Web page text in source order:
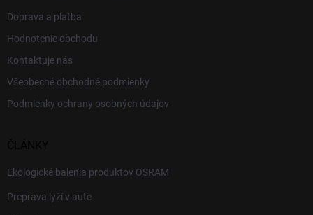
Doprava a platba
Hodnotenie obchodu
Kontaktuje nás
Všeobecné obchodné podmienky
Podmienky ochrany osobných údajov
Ekologické balenia produktov OSRAM
Preprava lyží v aute